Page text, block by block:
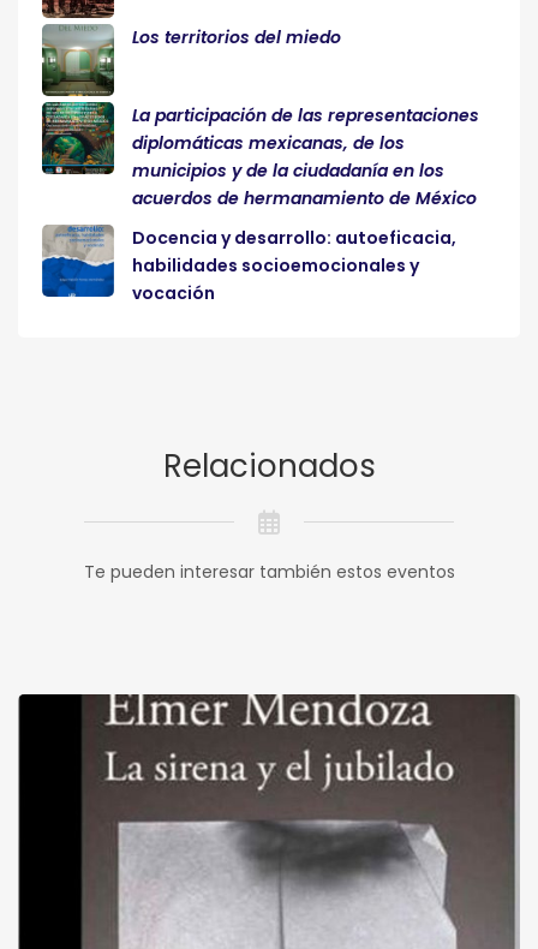
Los territorios del miedo
La participación de las representaciones
diplomáticas mexicanas, de los
municipios y de la ciudadanía en los
acuerdos de hermanamiento de México
Docencia y desarrollo: autoeficacia,
habilidades socioemocionales y
vocación
Relacionados
Te pueden interesar también estos eventos